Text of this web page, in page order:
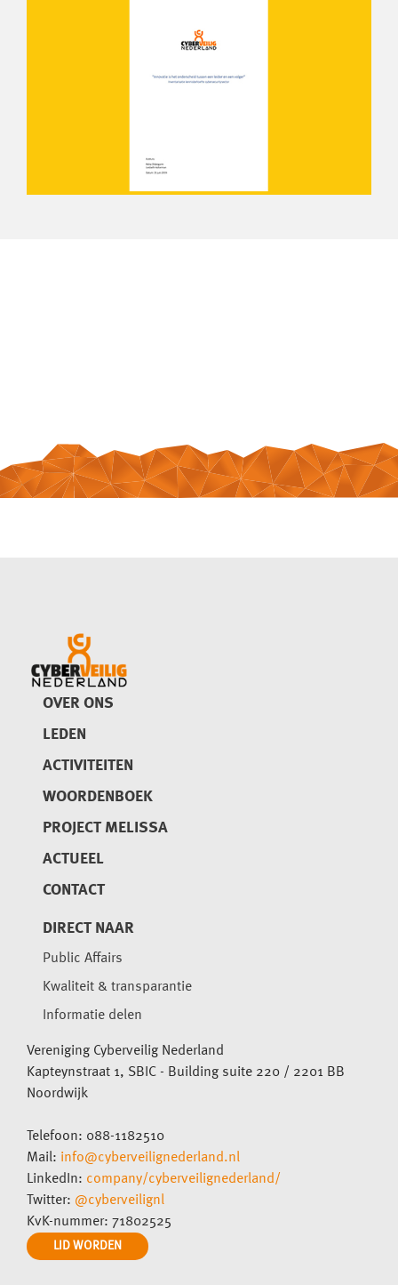
OVER ONS
LEDEN
ACTIVITEITEN
WOORDENBOEK
PROJECT MELISSA
ACTUEEL
CONTACT
DIRECT NAAR
Public Affairs
Kwaliteit & transparantie
Informatie delen
Vereniging Cyberveilig Nederland
Kapteynstraat 1, SBIC - Building suite 220 / 2201 BB
Noordwijk
Telefoon: 088-1182510
Mail: info@cyberveilignederland.nl
LinkedIn: company/cyberveilignederland/
Twitter: @cyberveilignl
KvK-nummer: 71802525
LID WORDEN